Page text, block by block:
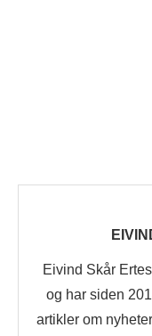
Eivind Skår
og har siden
artikler om